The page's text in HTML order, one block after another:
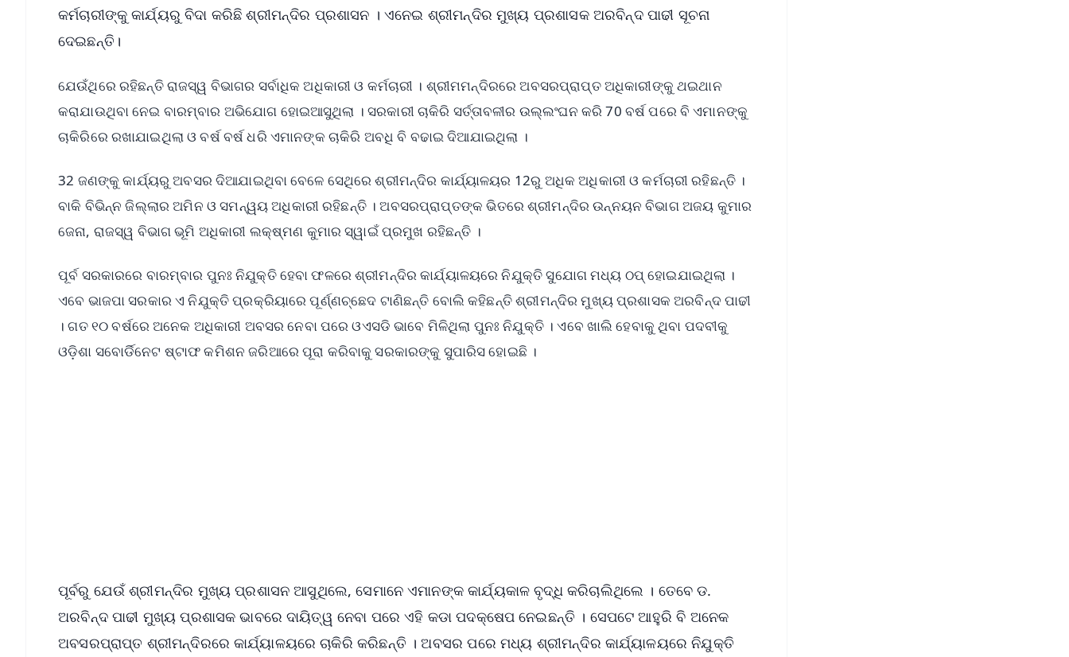
କର୍ମଚାରୀଙ୍କୁ କାର୍ଯ୍ୟରୁ ବିଦା କରିଛି ଶ୍ରୀମନ୍ଦିର ପ୍ରଶାସନ । ଏନେଇ ଶ୍ରୀମନ୍ଦିର ମୁଖ୍ୟ ପ୍ରଶାସକ ଅରବିନ୍ଦ ପାଢୀ ସୂଚନା
ଦେଇଛନ୍ତି।
ଯେଉଁଥିରେ ରହିଛନ୍ତି ରାଜସ୍ୱ ବିଭାଗର ସର୍ବାଧିକ ଅଧିକାରୀ ଓ କର୍ମଚାରୀ । ଶ୍ରୀମମନ୍ଦିରରେ ଅବସରପ୍ରାପ୍ତ ଅଧିକାରୀଙ୍କୁ ଥଇଥାନ
କରାଯାଉଥିବା ନେଇ ବାରମ୍ବାର ଅଭିଯୋଗ ହୋଇଆସୁଥିଲା । ସରକାରୀ ଚାକିରି ସର୍ତ୍ତାବଳୀର ଉଲ୍ଲଂଘନ କରି 70 ବର୍ଷ ପରେ ବି ଏମାନଙ୍କୁ
ଚାକିରିରେ ରଖାଯାଇଥିଲା ଓ ବର୍ଷ ବର୍ଷ ଧରି ଏମାନଙ୍କ ଚାକିରି ଅବଧି ବି ବଢାଇ ଦିଆଯାଇଥିଲା ।
32 ଜଣଙ୍କୁ କାର୍ଯ୍ୟରୁ ଅବସର ଦିଆଯାଇଥିବା ବେଳେ ସେଥିରେ ଶ୍ରୀମନ୍ଦିର କାର୍ଯ୍ୟାଳୟର 12ରୁ ଅଧିକ ଅଧିକାରୀ ଓ କର୍ମଚାରୀ ରହିଛନ୍ତି ।
ବାକି ବିଭିନ୍ନ ଜିଲ୍ଲାର ଅମିନ ଓ ସମନ୍ୱୟ ଅଧିକାରୀ ରହିଛନ୍ତି । ଅବସରପ୍ରାପ୍ତଙ୍କ ଭିତରେ ଶ୍ରୀମନ୍ଦିର ଉନ୍ନୟନ ବିଭାଗ ଅଜୟ କୁମାର
ଜେନା, ରାଜସ୍ୱ ବିଭାଗ ଭୂମି ଅଧିକାରୀ ଲକ୍ଷ୍ମଣ କୁମାର ସ୍ୱାଇଁ ପ୍ରମୁଖ ରହିଛନ୍ତି ।
ପୂର୍ବ ସରକାରରେ ବାରମ୍ବାର ପୁନଃ ନିଯୁକ୍ତି ହେବା ଫଳରେ ଶ୍ରୀମନ୍ଦିର କାର୍ଯ୍ୟାଳୟରେ ନିଯୁକ୍ତି ସୁଯୋଗ ମଧ୍ୟ ଠପ୍‌ ହୋଇଯାଇଥିଲା ।
ଏବେ ଭାଜପା ସରକାର ଏ ନିଯୁକ୍ତି ପ୍ରକ୍ରିୟାରେ ପୂର୍ଣ୍ଣଚ୍ଛେଦ ଟାଣିଛନ୍ତି ବୋଲି କହିଛନ୍ତି ଶ୍ରୀମନ୍ଦିର ମୁଖ୍ୟ ପ୍ରଶାସକ ଅରବିନ୍ଦ ପାଢୀ
। ଗତ ୧୦ ବର୍ଷରେ ଅନେକ ଅଧିକାରୀ ଅବସର ନେବା ପରେ ଓଏସଡି ଭାବେ ମିଳିଥିଲା ପୁନଃ ନିଯୁକ୍ତି । ଏବେ ଖାଲି ହେବାକୁ ଥିବା ପଦବୀକୁ
ଓଡ଼ିଶା ସବୋର୍ଡିନେଟ ଷ୍ଟାଫ କମିଶନ ଜରିଆରେ ପୂରା କରିବାକୁ ସରକାରଙ୍କୁ ସୁପାରିସ ହୋଇଛି ।
ପୂର୍ବରୁ ଯେଉଁ ଶ୍ରୀମନ୍ଦିର ମୁଖ୍ୟ ପ୍ରଶାସନ ଆସୁଥିଲେ, ସେମାନେ ଏମାନଙ୍କ କାର୍ଯ୍ୟକାଳ ବୃଦ୍ଧି କରିଚାଲିଥିଲେ । ତେବେ ଡ.
ଅରବିନ୍ଦ ପାଢୀ ମୁଖ୍ୟ ପ୍ରଶାସକ ଭାବରେ ଦାୟିତ୍ୱ ନେବା ପରେ ଏହି କଡା ପଦକ୍ଷେପ ନେଇଛନ୍ତି । ସେପଟେ ଆହୁରି ବି ଅନେକ
ଅବସରପ୍ରାପ୍ତ ଶ୍ରୀମନ୍ଦିରରେ କାର୍ଯ୍ୟାଳୟରେ ଚାକିରି କରିଛନ୍ତି । ଅବସର ପରେ ମଧ୍ୟ ଶ୍ରୀମନ୍ଦିର କାର୍ଯ୍ୟାଳୟରେ ନିଯୁକ୍ତି